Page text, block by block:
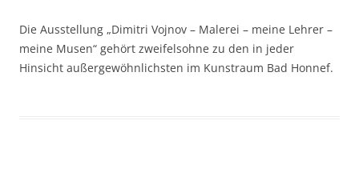
Die Ausstellung „Dimitri Vojnov – Malerei – meine Lehrer –
meine Musen“ gehört zweifelsohne zu den in jeder
Hinsicht außergewöhnlichsten im Kunstraum Bad Honnef.